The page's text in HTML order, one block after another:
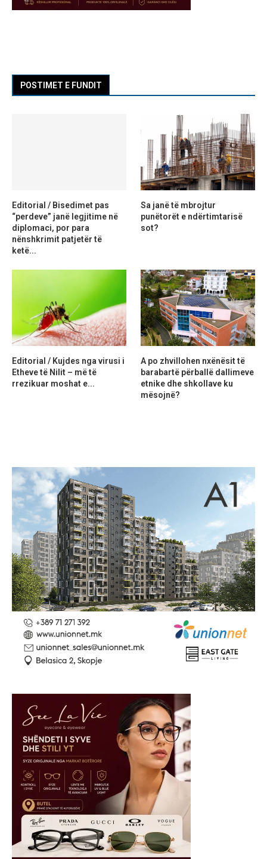
POSTIMET E FUNDIT
Editorial / Bisedimet pas
“perdeve” janë legjitime në
diplomaci, por para
nënshkrimit patjetër të
ketë...
Sa janë të mbrojtur
punëtorët e ndërtimtarisë
sot?
Editorial / Kujdes nga virusi i
Etheve të Nilit – më të
rrezikuar moshat e...
A po zhvillohen nxënësit të
barabartë përballë dallimeve
etnike dhe shkollave ku
mësojnë?